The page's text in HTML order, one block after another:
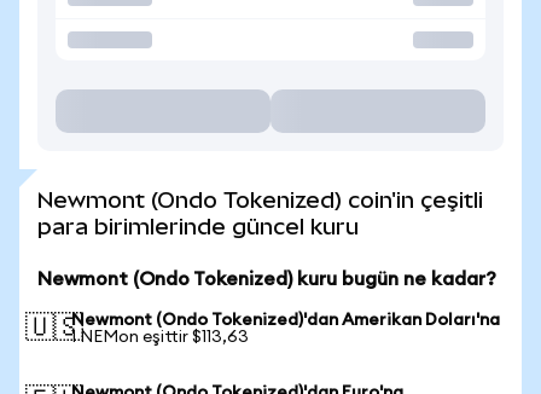
Newmont (Ondo Tokenized) coin'in çeşitli
para birimlerinde güncel kuru
Newmont (Ondo Tokenized) kuru bugün ne kadar?
🇺🇸Newmont (Ondo Tokenized)'dan Amerikan Doları'na
1 NEMon eşittir $113,63